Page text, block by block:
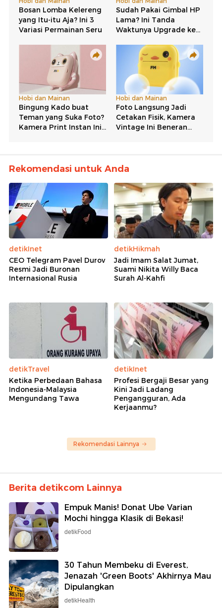
Rekomendasi untuk Anda
detikInet
CEO Telegram Pavel Durov
Resmi Jadi Buronan
Internasional Rusia
detikHikmah
Jadi Imam Salat Jumat,
Suami Nikita Willy Baca
Surah Al-Kahfi
detikTravel
Ketika Perbedaan Bahasa
Indonesia-Malaysia
Mengundang Tawa
detikInet
Profesi Bergaji Besar yang
Kini Jadi Ladang
Pengangguran, Ada
Kerjaanmu?
Rekomendasi Lainnya
Berita detikcom Lainnya
Empuk Manis! Donat Ube Varian
Mochi hingga Klasik di Bekasi!
detikFood
30 Tahun Membeku di Everest,
Jenazah 'Green Boots' Akhirnya Mau
Dipulangkan
detikHealth